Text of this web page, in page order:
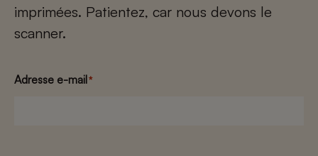
imprimées. Patientez, car nous devons le
scanner.
Adresse e-mail*